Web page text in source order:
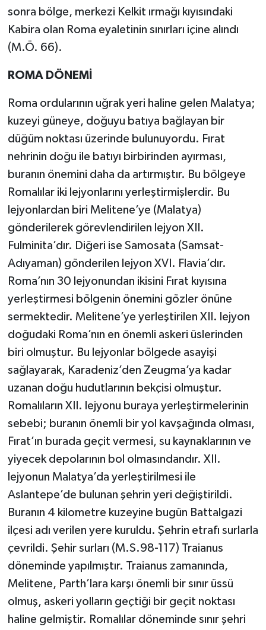
sonra bölge, merkezi Kelkit ırmağı kıyısındaki
Kabira olan Roma eyaletinin sınırları içine alındı
(M.Ö. 66).
ROMA DÖNEMİ
Roma ordularının uğrak yeri haline gelen Malatya;
kuzeyi güneye, doğuyu batıya bağlayan bir
düğüm noktası üzerinde bulunuyordu. Fırat
nehrinin doğu ile batıyı birbirinden ayırması,
buranın önemini daha da artırmıştır. Bu bölgeye
Romalılar iki lejyonlarını yerleştirmişlerdir. Bu
lejyonlardan biri Melitene’ye (Malatya)
gönderilerek görevlendirilen lejyon XII.
Fulminita’dır. Diğeri ise Samosata (Samsat-
Adıyaman) gönderilen lejyon XVI. Flavia’dır.
Roma’nın 30 lejyonundan ikisini Fırat kıyısına
yerleştirmesi bölgenin önemini gözler önüne
sermektedir. Melitene’ye yerleştirilen XII. lejyon
doğudaki Roma’nın en önemli askeri üslerinden
biri olmuştur. Bu lejyonlar bölgede asayişi
sağlayarak, Karadeniz’den Zeugma’ya kadar
uzanan doğu hudutlarının bekçisi olmuştur.
Romalıların XII. lejyonu buraya yerleştirmelerinin
sebebi; buranın önemli bir yol kavşağında olması,
Fırat’ın burada geçit vermesi, su kaynaklarının ve
yiyecek depolarının bol olmasındandır. XII.
lejyonun Malatya’da yerleştirilmesi ile
Aslantepe’de bulunan şehrin yeri değiştirildi.
Buranın 4 kilometre kuzeyine bugün Battalgazi
ilçesi adı verilen yere kuruldu. Şehrin etrafı surlarla
çevrildi. Şehir surları (M.S.98-117) Traianus
döneminde yapılmıştır. Traianus zamanında,
Melitene, Parth’lara karşı önemli bir sınır üssü
olmuş, askeri yolların geçtiği bir geçit noktası
haline gelmiştir. Romalılar döneminde sınır şehri